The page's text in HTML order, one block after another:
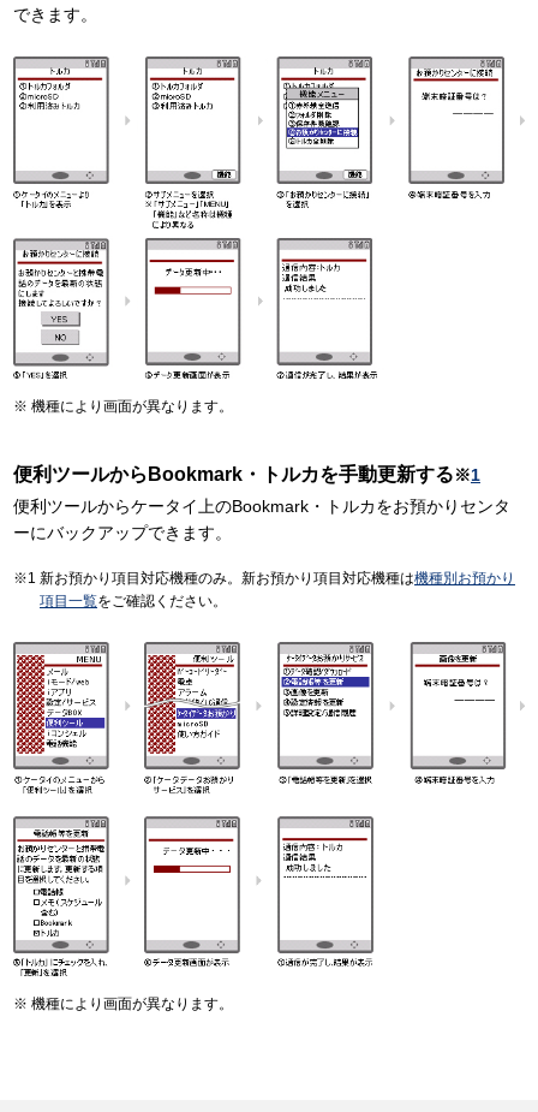
できます。
機種により画面が異なります。
便利ツールからBookmark・トルカを手動更新する ※1
便利ツールからケータイ上のBookmark・トルカをお預かりセンタ
ーにバックアップできます。
新お預かり項目対応機種のみ。新お預かり項目対応機種は機種別お預かり
項目一覧をご確認ください。
機種により画面が異なります。